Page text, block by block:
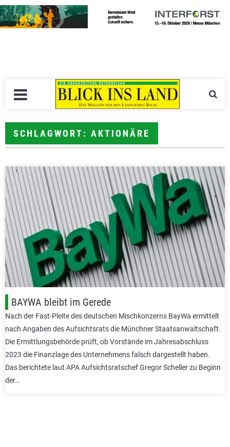
SCHLAGWORT: AKTIONÄRE
BAYWA bleibt im Gerede
Nach der Fast-Pleite des deutschen Mischkonzerns BayWa ermittelt
nach Angaben des Aufsichtsrats die Münchner Staatsanwaltschaft.
Die Ermittlungsbehörde prüft, ob Vorstände im Jahresabschluss
2023 die Finanzlage des Unternehmens falsch dargestellt haben.
Das berichtete laut APA Aufsichtsratschef Gregor Scheller zu Beginn
der…